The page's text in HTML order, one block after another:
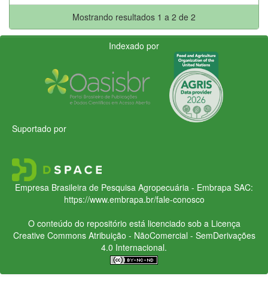
Mostrando resultados 1 a 2 de 2
Indexado por
Suportado por
Empresa Brasileira de Pesquisa Agropecuária - Embrapa SAC:
https://www.embrapa.br/fale-conosco
O conteúdo do repositório está licenciado sob a Licença
Creative CommonsAtribuição - NãoComercial - SemDerivações
4.0 Internacional.